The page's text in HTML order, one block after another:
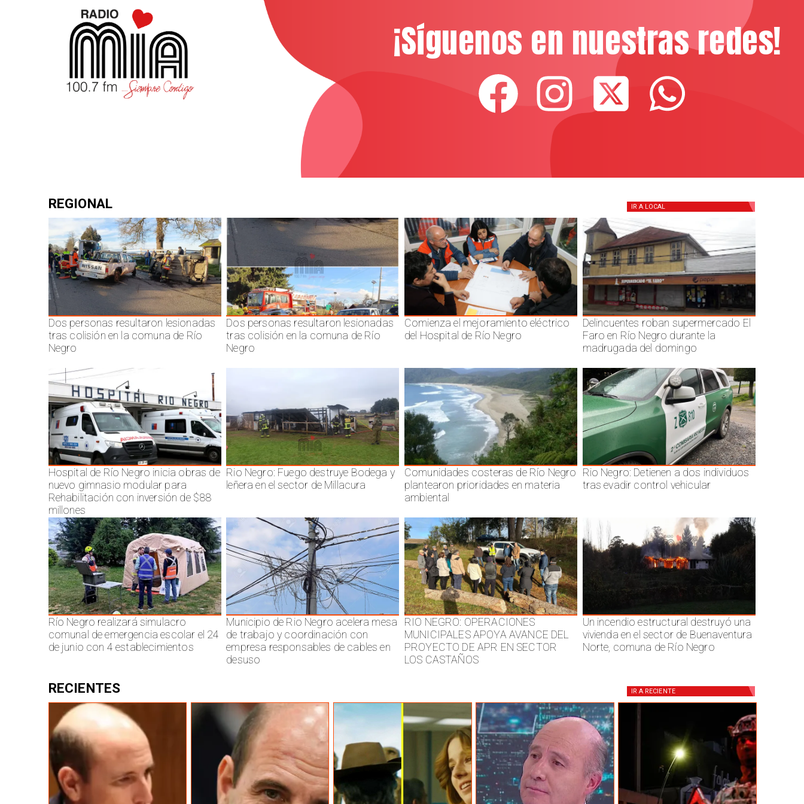
¡Síguenos en nuestras redes!
REGIONAL IR A LOCAL
Dos personas resultaron lesionadas
tras colisión en la comuna de Río
Negro
Dos personas resultaron lesionadas
tras colisión en la comuna de Río
Negro
Comienza el mejoramiento eléctrico
del Hospital de Río Negro
Delincuentes roban supermercado El
Faro en Río Negro durante la
madrugada del domingo
Hospital de Río Negro inicia obras de
nuevo gimnasio modular para
Rehabilitación con inversión de $88
millones
Rio Negro: Fuego destruye Bodega y
leñera en el sector de Millacura
Comunidades costeras de Río Negro
plantearon prioridades en materia
ambiental
Rio Negro: Detienen a dos individuos
tras evadir control vehicular
Río Negro realizará simulacro
comunal de emergencia escolar el 24
de junio con 4 establecimientos
Municipio de Rio Negro acelera mesa
de trabajo y coordinación con
empresa responsables de cables en
desuso
RIO NEGRO: OPERACIONES
MUNICIPALES APOYA AVANCE DEL
PROYECTO DE APR EN SECTOR
LOS CASTAÑOS
Un incendio estructural destruyó una
vivienda en el sector de Buenaventura
Norte, comuna de Río Negro
RECIENTES IR A RECIENTE